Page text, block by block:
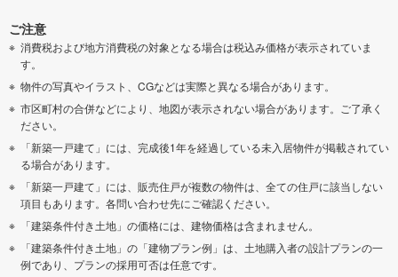
ご注意
消費税および地方消費税の対象となる場合は税込み価格が表示されていま
す。
物件の写真やイラスト、CGなどは実際と異なる場合があります。
市区町村の合併などにより、地図が表示されない場合があります。ご了承く
ださい。
「新築一戸建て」には、完成後1年を経過している未入居物件が掲載されてい
る場合があります。
「新築一戸建て」には、販売住戸が複数の物件は、全ての住戸に該当しない
項目もあります。各問い合わせ先にご確認ください。
「建築条件付き土地」の価格には、建物価格は含まれません。
「建築条件付き土地」の「建物プラン例」は、土地購入者の設計プランの一
例であり、プランの採用可否は任意です。